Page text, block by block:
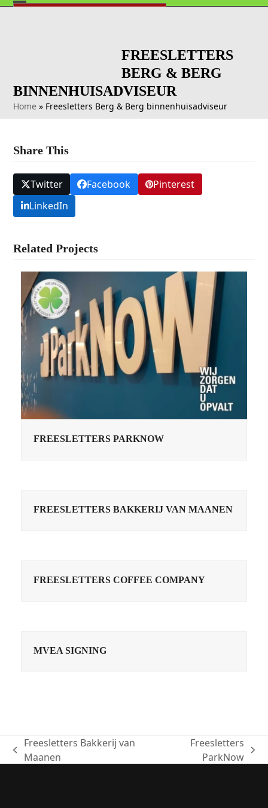
Skip
FREESLETTERS
BERG & BERG
BINNENHUISADVISEUR
Home » Freesletters Berg & Berg binnenhuisadviseur
Share This
Twitter Facebook
Pinterest
LinkedIn
Related Projects
FREESLETTERS PARKNOW
FREESLETTERS BAKKERIJ VAN MAANEN
FREESLETTERS COFFEE COMPANY
MVEA SIGNING
previous
Freesletters Bakkerij van
Maanen
Freesletters
ParkNow